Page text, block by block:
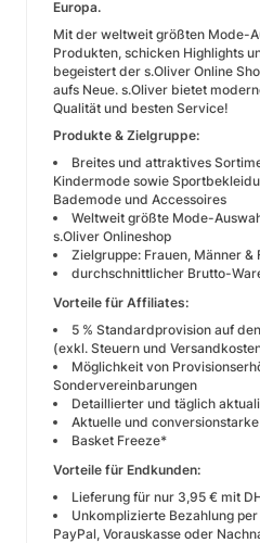
Europa.
Mit der weltweit größten Mode-
Produkten, schicken Highlights
begeistert der s.Oliver Online
aufs Neue. s.Oliver bietet
Qualität und besten Service!
Produkte & Zielgruppe:
Breites und attraktives
Kindermode sowie
Bademode und Accessoires
Weltweit größte Mode-
s.Oliver Onlineshop
Zielgruppe: Frauen, Männer &
durchschnittlicher Brutto-
Vorteile für Affiliates:
5 % Standardprovision auf
(exkl. Steuern und
Möglichkeit von
Sondervereinbarungen
Detaillierter und täglich
Aktuelle und
Basket Freeze*
Vorteile für Endkunden:
Lieferung für nur 3,95 € mit
Unkomplizierte Bezahlung
PayPal, Vorauskasse oder